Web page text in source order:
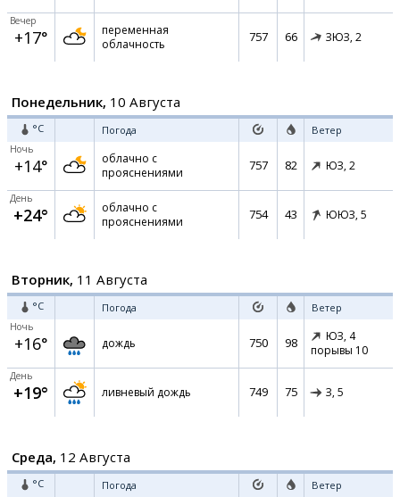
Вечер
+17°
переменная
облачность
757 66 ЗЮЗ, 2
Понедельник, 10 Августа
°C Погода Ветер
Ночь
+14°
облачно с
прояснениями
757 82 ЮЗ, 2
День
+24°
облачно с
прояснениями
754 43 ЮЮЗ, 5
Вторник, 11 Августа
°C Погода Ветер
Ночь
+16° дождь 750 98 ЮЗ, 4
порывы 10
День
+19° ливневый дождь 749 75 З, 5
Среда, 12 Августа
°C Погода Ветер